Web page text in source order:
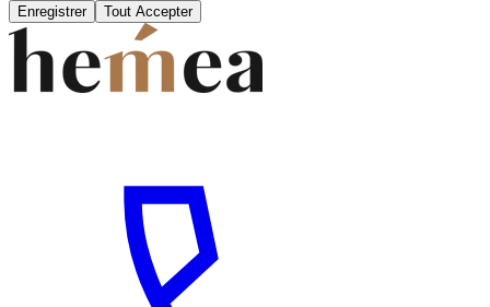
Enregistrer Tout Accepter